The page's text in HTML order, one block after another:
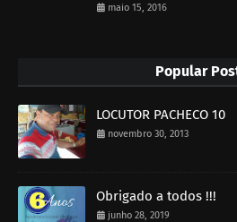
maio 15, 2016
Popular
LOCUTOR PACHECO 10
novembro 30, 2013
Obrigado a todos !!!
junho 28, 2019